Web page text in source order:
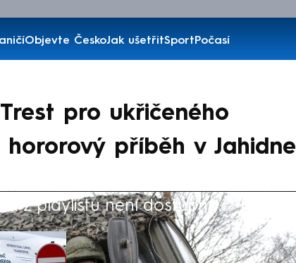
Objevte ČeskoJak ušetřitSportPočasí
pro ukřičeného
příběh v Jahidne
z playlistu není dostupná.